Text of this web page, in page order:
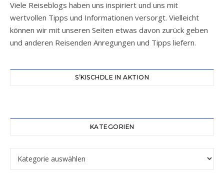
Viele Reiseblogs haben uns inspiriert und uns mit
wertvollen Tipps und Informationen versorgt. Vielleicht
können wir mit unseren Seiten etwas davon zurück geben
und anderen Reisenden Anregungen und Tipps liefern.
S’KISCHDLE IN AKTION
KATEGORIEN